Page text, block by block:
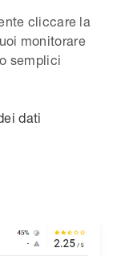
cliccare la
monitorare
semplici
dati